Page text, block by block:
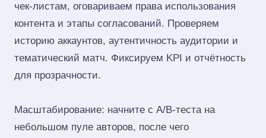
чек‑листам, оговариваем права использования
контента и этапы согласований. Проверяем
историю аккаунтов, аутентичность аудитории и
тематический матч. Фиксируем KPI и отчётность
для прозрачности.
Масштабирование: начните с A/B‑теста на
небольшом пуле авторов, после чего